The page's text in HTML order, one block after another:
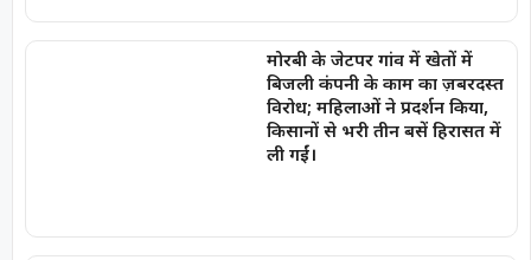
मोरबी के जेटपर गांव में खेतों में
बिजली कंपनी के काम का ज़बरदस्त
विरोध; महिलाओं ने प्रदर्शन किया,
किसानों से भरी तीन बसें हिरासत में
ली गईं।